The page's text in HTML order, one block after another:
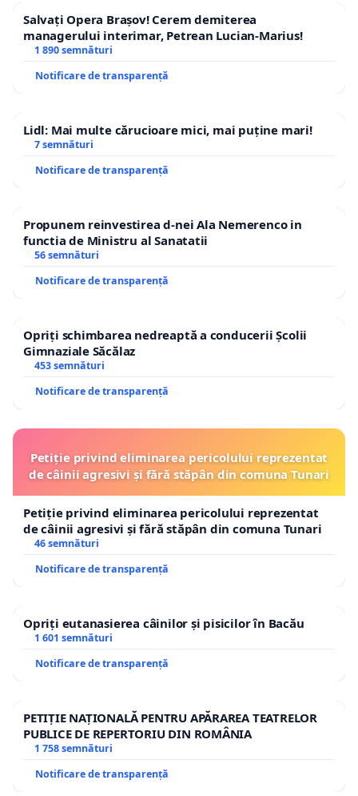
Salvați Opera Brașov! Cerem demiterea
managerului interimar, Petrean Lucian-Marius!
1 890 semnături
Notificare de transparență
Lidl: Mai multe cărucioare mici, mai puține mari!
7 semnături
Notificare de transparență
Propunem reinvestirea d-nei Ala Nemerenco in
functia de Ministru al Sanatatii
56 semnături
Notificare de transparență
Opriți schimbarea nedreaptă a conducerii Școlii
Gimnaziale Săcălaz
453 semnături
Notificare de transparență
Petiție privind eliminarea pericolului reprezentat
de câinii agresivi și fără stăpân din comuna Tunari
Petiție privind eliminarea pericolului reprezentat
de câinii agresivi și fără stăpân din comuna Tunari
46 semnături
Notificare de transparență
Opriți eutanasierea câinilor și pisicilor în Bacău
1 601 semnături
Notificare de transparență
PETIȚIE NAȚIONALĂ PENTRU APĂRAREA TEATRELOR
PUBLICE DE REPERTORIU DIN ROMÂNIA
1 758 semnături
Notificare de transparență